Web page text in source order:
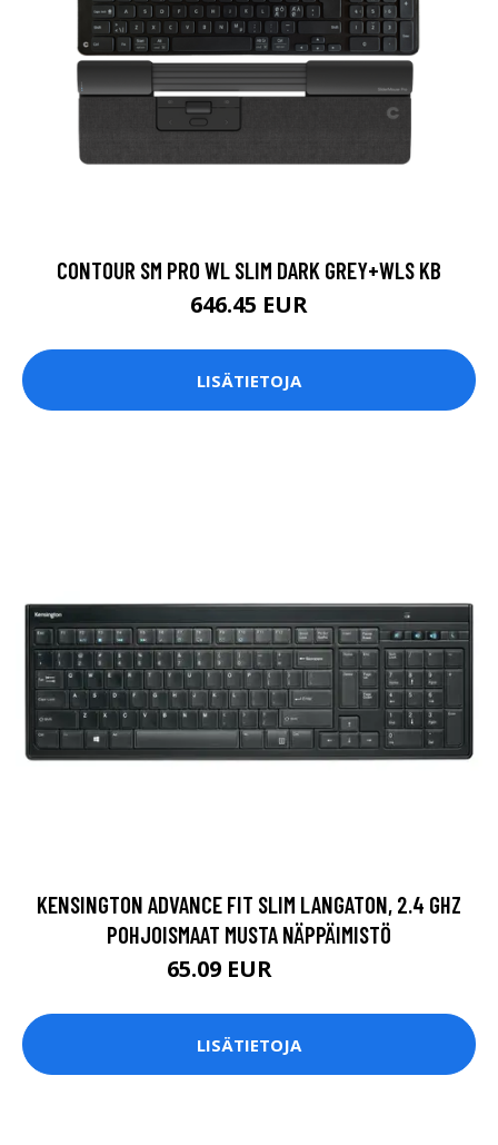
CONTOUR SM PRO WL SLIM DARK GREY+WLS KB
646.45 EUR
LISÄTIETOJA
KENSINGTON ADVANCE FIT SLIM LANGATON, 2.4 GHZ
POHJOISMAAT MUSTA NÄPPÄIMISTÖ
65.09 EUR
LISÄTIETOJA